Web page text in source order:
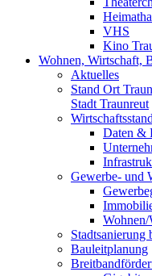
VHS
Kino
Wohnen, Wirtschaft,
Aktuelles
Stand Ort
Stadt Traunreut
Daten &
Gewerbe- und
Wohnen/
Stadtsanierung
Bauleitplanung